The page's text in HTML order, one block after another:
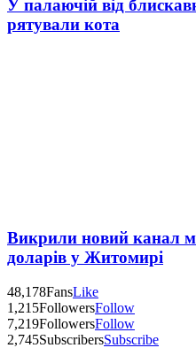
У палаючій від
рятували кота
Викрили новий канал
доларів у Житомирі
48,178FansLike
1,215FollowersFollow
7,219FollowersFollow
2,745SubscribersSubscribe